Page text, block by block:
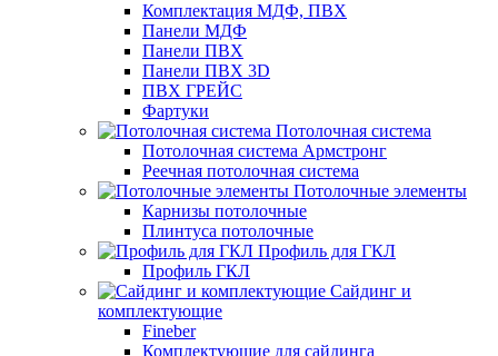
Комплектация МДФ, ПВХ
Панели МДФ
Панели ПВХ
Панели ПВХ 3D
ПВХ ГРЕЙС
Фартуки
Потолочная система
Потолочная система Армстронг
Реечная потолочная система
Потолочные элементы
Карнизы потолочные
Плинтуса потолочные
Профиль для ГКЛ
Профиль ГКЛ
Сайдинг и
комплектующие
Fineber
Комплектующие для сайдинга